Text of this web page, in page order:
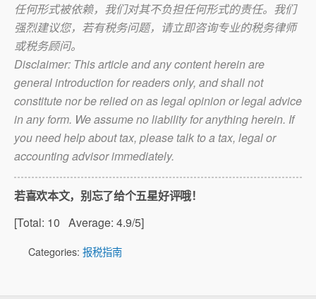
任何形式被依赖，我们对其不负担任何形式的责任。我们
强烈建议您，若有税务问题，请立即咨询专业的税务律师
或税务顾问。
Disclaimer: This article and any content herein are
general introduction for readers only, and shall not
constitute nor be relied on as legal opinion or legal advice
in any form. We assume no liability for anything herein. If
you need help about tax, please talk to a tax, legal or
accounting advisor immediately.
若喜欢本文，别忘了给个五星好评哦！
[Total: 10 Average: 4.9/5]
Categories: 报税指南